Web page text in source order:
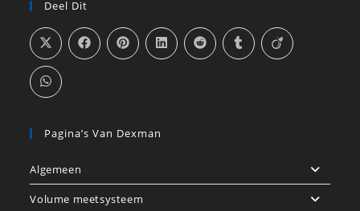
selecteren
Deel Dit
Pagina’s Van Dexman
Algemeen
Volume meetsysteem